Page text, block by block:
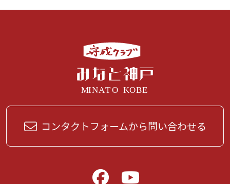
コンタクトフォームから問い合わせる